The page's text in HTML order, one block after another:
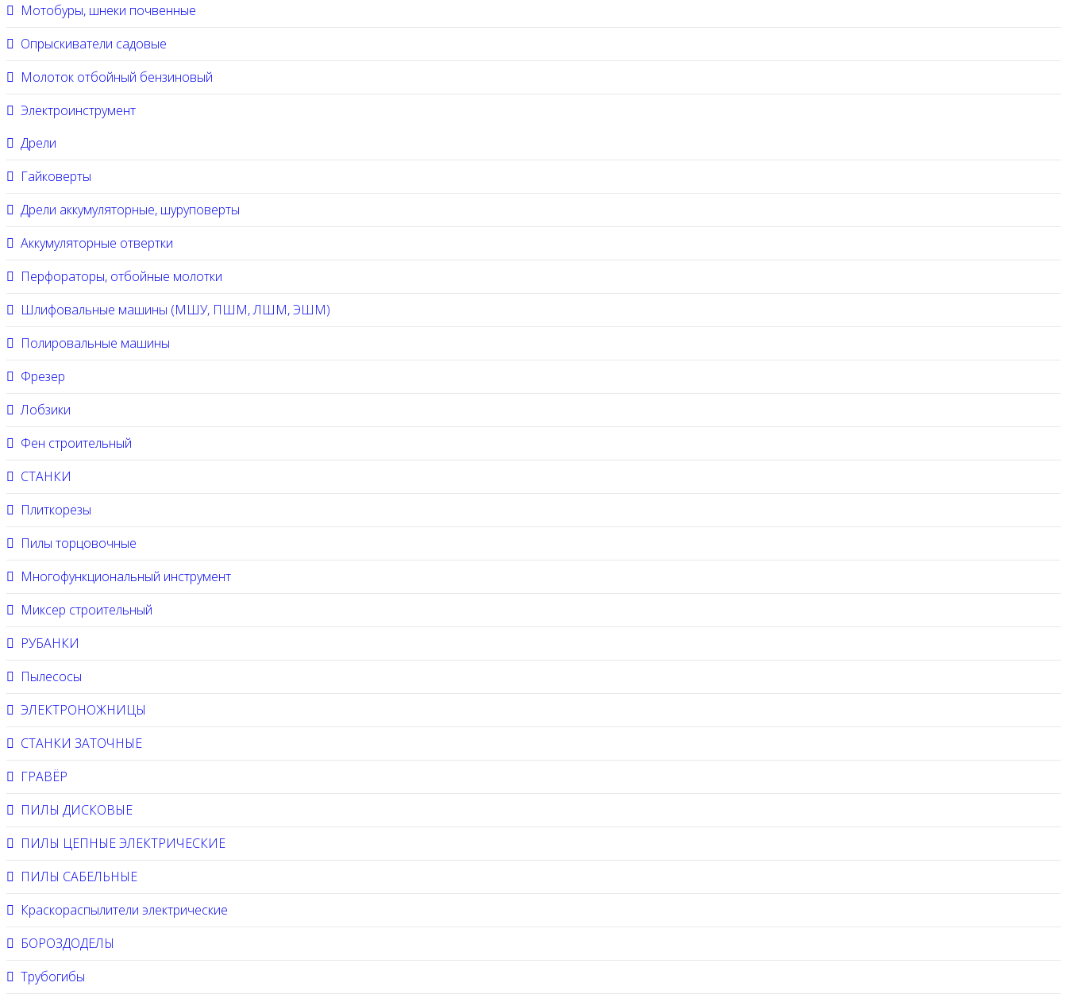
Мотобуры, шнеки почвенные
Опрыскиватели садовые
Молоток отбойный бензиновый
Электроинструмент
Дрели
Гайковерты
Дрели аккумуляторные, шуруповерты
Аккумуляторные отвертки
Перфораторы, отбойные молотки
Шлифовальные машины (МШУ, ПШМ, ЛШМ, ЭШМ)
Полировальные машины
Фрезер
Лобзики
Фен строительный
СТАНКИ
Плиткорезы
Пилы торцовочные
Многофункциональный инструмент
Миксер строительный
РУБАНКИ
Пылесосы
ЭЛЕКТРОНОЖНИЦЫ
СТАНКИ ЗАТОЧНЫЕ
ГРАВЁР
ПИЛЫ ДИСКОВЫЕ
ПИЛЫ ЦЕПНЫЕ ЭЛЕКТРИЧЕСКИЕ
ПИЛЫ САБЕЛЬНЫЕ
Краскораспылители электрические
БОРОЗДОДЕЛЫ
Трубогибы